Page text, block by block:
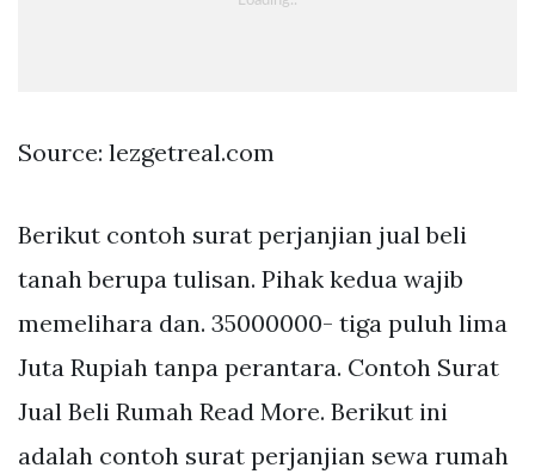
Source: lezgetreal.com
Berikut contoh surat perjanjian jual beli
tanah berupa tulisan. Pihak kedua wajib
memelihara dan. 35000000- tiga puluh lima
Juta Rupiah tanpa perantara. Contoh Surat
Jual Beli Rumah Read More. Berikut ini
adalah contoh surat perjanjian sewa rumah